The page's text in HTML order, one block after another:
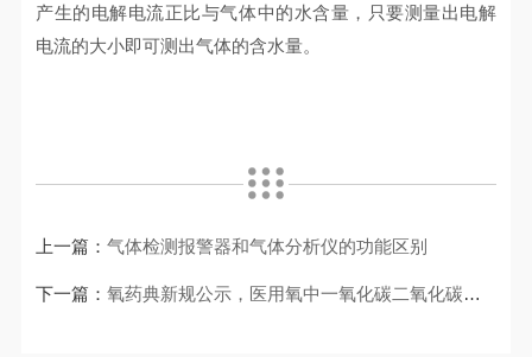
产生的电解电流正比与气体中的水含量，只要测量出电解
电流的大小即可测出气体的含水量。
上一篇：气体检测报警器和气体分析仪的功能区别
下一篇：氧药典新规公示，医用氧中一氧化碳二氧化碳及氧纯度检测都有那些标准